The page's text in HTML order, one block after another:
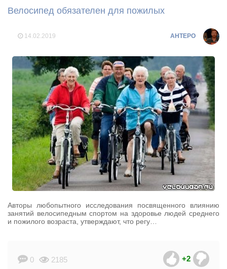
Велосипед обязателен для пожилых
14.02.2019 AHTEPO
Авторы любопытного исследования посвященного влиянию
занятий велосипедным спортом на здоровье людей среднего
и пожилого возраста, утверждают, что регу…
0 2185 +2